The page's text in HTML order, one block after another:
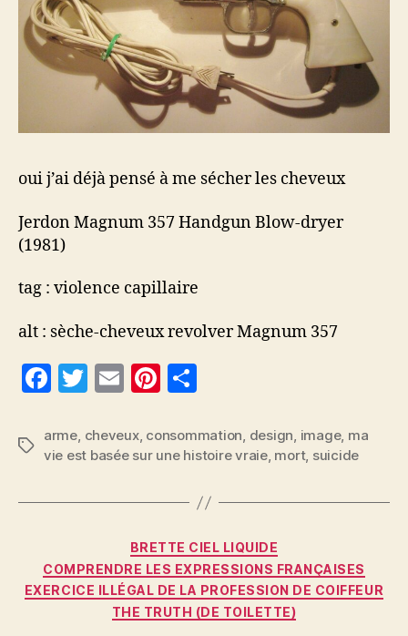
oui j’ai déjà pensé à me sécher les cheveux
Jerdon Magnum 357 Handgun Blow-dryer
(1981)
tag : violence capillaire
alt : sèche-cheveux revolver Magnum 357
F
c
e
b
k
T
itt
er
E
ai
l
Pi
er
es
t
rt
a
g
Étiquettes
arme, cheveux, consommation, design, image, ma
vie est basée sur une histoire vraie, mort, suicide
Catégories
BRETTE CIEL LIQUIDE
COMPRENDRE LES EXPRESSIONS FRANÇAISES
EXERCICE ILLÉGAL DE LA PROFESSION DE COIFFEUR
THE TRUTH (DE TOILETTE)